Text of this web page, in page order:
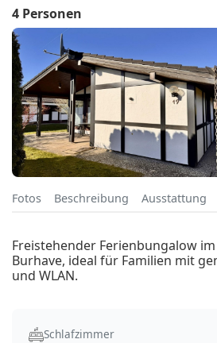
4 Personen
Fotos Beschreibung Ausstattung
Freistehender Ferienbungalow
Burhave, ideal für Familien mit
und WLAN.
Schlafzimmer